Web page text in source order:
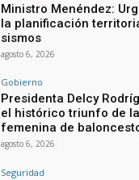
Ministro Menéndez:
la planificación
sismos
agosto 6, 2026
Gobierno
Presidenta Delcy
el histórico triunfo de
femenina de
agosto 6, 2026
Seguridad